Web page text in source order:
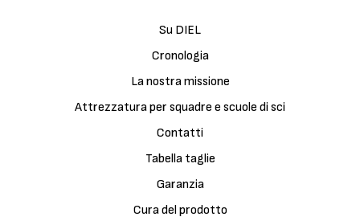
Su DIEL
Cronologia
La nostra missione
Attrezzatura per squadre e scuole di sci
Contatti
Tabella taglie
Garanzia
Cura del prodotto